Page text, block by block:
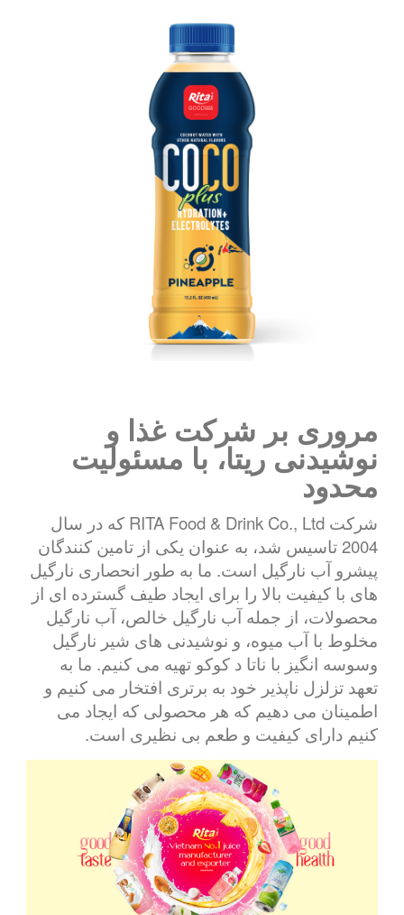
مروری بر شرکت غذا و
نوشیدنی ریتا، با مسئولیت
محدود
شرکت RITA Food & Drink Co., Ltd که در سال
2004 تاسیس شد، به عنوان یکی از تامین کنندگان
پیشرو آب نارگیل است. ما به طور انحصاری نارگیل
های با کیفیت بالا را برای ایجاد طیف گسترده ای از
محصولات، از جمله آب نارگیل خالص، آب نارگیل
مخلوط با آب میوه، و نوشیدنی های شیر نارگیل
وسوسه انگیز با ناتا د کوکو تهیه می کنیم. ما به
تعهد تزلزل ناپذیر خود به برتری افتخار می کنیم و
اطمینان می دهیم که هر محصولی که ایجاد می
کنیم دارای کیفیت و طعم بی نظیری است.